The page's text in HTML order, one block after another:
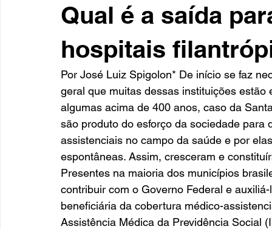
Qual é a saída
hospitais
Por José Luiz Spigolon* De início se faz
geral que muitas dessas instituições
algumas acima de 400 anos, caso da
são produto do esforço da sociedade
assistenciais no campo da saúde e por
espontâneas. Assim, cresceram e
Presentes na maioria dos municípios
contribuir com o Governo Federal e
beneficiária da cobertura médico-
Assistência Médica da Previdência Social